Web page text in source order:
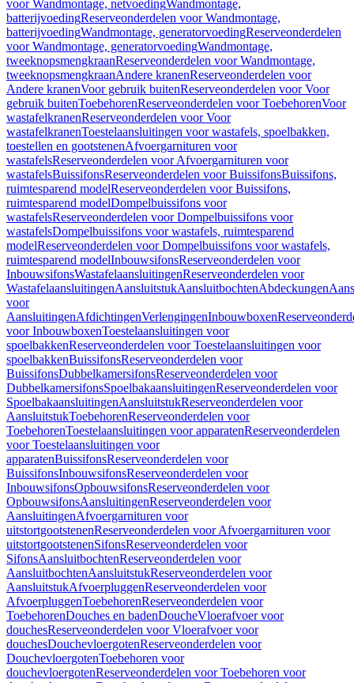
voor Wandmontage, netvoedingWandmontage,
batterijvoedingReserveonderdelen voor Wandmontage,
batterijvoedingWandmontage, generatorvoedingReserveonderdelen
voor Wandmontage, generatorvoedingWandmontage,
tweeknopsmengkraanReserveonderdelen voor Wandmontage,
tweeknopsmengkraanAndere kranenReserveonderdelen voor
Andere kranenVoor gebruik buitenReserveonderdelen voor Voor
gebruik buitenToebehorenReserveonderdelen voor ToebehorenVoor
wastafelkranenReserveonderdelen voor Voor
wastafelkranenToestelaansluitingen voor wastafels, spoelbakken,
toestellen en gootstenenAfvoergarnituren voor
wastafelsReserveonderdelen voor Afvoergarnituren voor
wastafelsBuissifonsReserveonderdelen voor BuissifonsBuissifons,
ruimtesparend modelReserveonderdelen voor Buissifons,
ruimtesparend modelDompelbuissifons voor
wastafelsReserveonderdelen voor Dompelbuissifons voor
wastafelsDompelbuissifons voor wastafels, ruimtesparend
modelReserveonderdelen voor Dompelbuissifons voor wastafels,
ruimtesparend modelInbouwsifonsReserveonderdelen voor
InbouwsifonsWastafelaansluitingenReserveonderdelen voor
WastafelaansluitingenAansluitstukAansluitbochtenAbdeckungen
voor
AansluitingenAfdichtingenVerlengingenInbouwboxen
voor InbouwboxenToestelaansluitingen voor
spoelbakkenReserveonderdelen voor Toestelaansluitingen voor
spoelbakkenBuissifonsReserveonderdelen voor
BuissifonsDubbelkamersifonsReserveonderdelen voor
DubbelkamersifonsSpoelbakaansluitingenReserveonderdelen voor
SpoelbakaansluitingenAansluitstukReserveonderdelen voor
AansluitstukToebehorenReserveonderdelen voor
ToebehorenToestelaansluitingen voor apparatenReserveonderdelen
voor Toestelaansluitingen voor
apparatenBuissifonsReserveonderdelen voor
BuissifonsInbouwsifonsReserveonderdelen voor
InbouwsifonsOpbouwsifonsReserveonderdelen voor
OpbouwsifonsAansluitingenReserveonderdelen voor
AansluitingenAfvoergarnituren voor
uitstortgootstenenReserveonderdelen voor Afvoergarnituren voor
uitstortgootstenenSifonsReserveonderdelen voor
SifonsAansluitbochtenReserveonderdelen voor
AansluitbochtenAansluitstukReserveonderdelen voor
AansluitstukAfvoerpluggenReserveonderdelen voor
AfvoerpluggenToebehorenReserveonderdelen voor
ToebehorenDouches en badenDoucheVloerafvoer voor
douchesReserveonderdelen voor Vloerafvoer voor
douchesDouchevloergotenReserveonderdelen voor
DouchevloergotenToebehoren voor
douchevloergotenReserveonderdelen voor Toebehoren voor